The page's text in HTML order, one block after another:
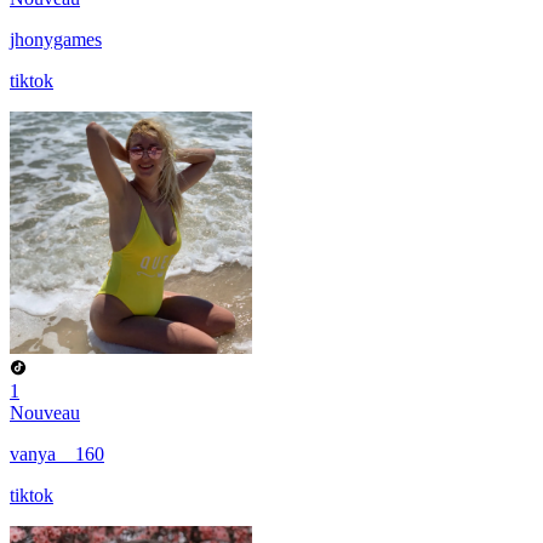
jhonygames
tiktok
1
Nouveau
vanya__160
tiktok